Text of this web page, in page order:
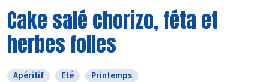
Cake salé chorizo, féta et
herbes folles
Apéritif Eté Printemps